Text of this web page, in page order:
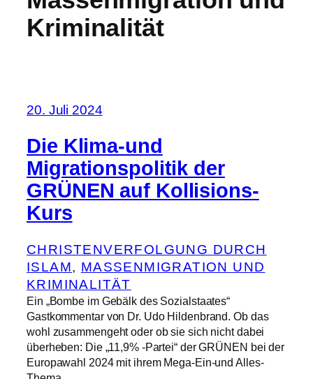
Kriminalität
20. Juli 2024
Die Klima-und
Migrationspolitik der
GRÜNEN auf Kollisions-
Kurs
CHRISTENVERFOLGUNG DURCH
ISLAM, MASSENMIGRATION UND
KRIMINALITÄT
Ein „Bombe im Gebälk des Sozialstaates“
Gastkommentar von Dr. Udo Hildenbrand. Ob das
wohl zusammengeht oder ob sie sich nicht dabei
überheben: Die „11,9% -Partei“ der GRÜNEN bei der
Europawahl 2024 mit ihrem Mega-Ein-und Alles-